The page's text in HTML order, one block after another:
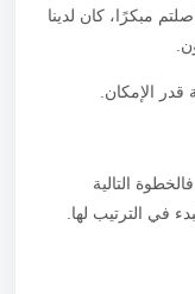
مبكرًا، كان لدينا
الإمكان.
التالية
في الترتيب لها.